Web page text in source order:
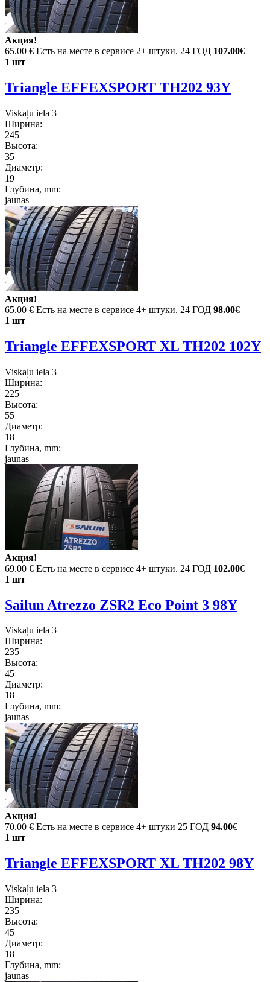
Акция!
65.00 € Есть на месте в сервисе 2+ штуки. 24 ГОД 107.00€
1 шт
Triangle EFFEXSPORT TH202 93Y
Viskaļu iela 3
Ширина:
245
Высота:
35
Диаметр:
19
Глубина, mm:
jaunas
Акция!
65.00 € Есть на месте в сервисе 4+ штуки. 24 ГОД 98.00€
1 шт
Triangle EFFEXSPORT XL TH202 102Y
Viskaļu iela 3
Ширина:
225
Высота:
55
Диаметр:
18
Глубина, mm:
jaunas
Акция!
69.00 € Есть на месте в сервисе 4+ штуки. 24 ГОД 102.00€
1 шт
Sailun Atrezzo ZSR2 Eco Point 3 98Y
Viskaļu iela 3
Ширина:
235
Высота:
45
Диаметр:
18
Глубина, mm:
jaunas
Акция!
70.00 € Есть на месте в сервисе 4+ штуки 25 ГОД 94.00€
1 шт
Triangle EFFEXSPORT XL TH202 98Y
Viskaļu iela 3
Ширина:
235
Высота:
45
Диаметр:
18
Глубина, mm:
jaunas